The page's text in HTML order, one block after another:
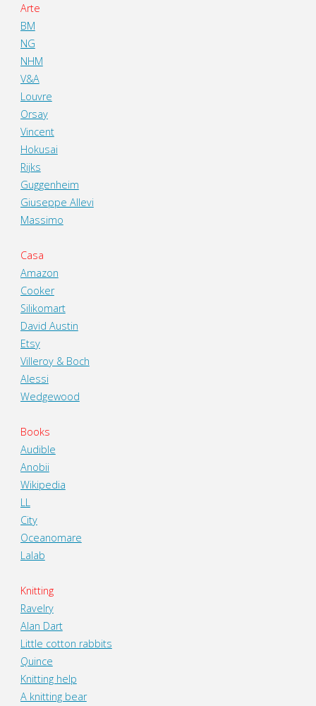
Arte
BM
NG
NHM
V&A
Louvre
Orsay
Vincent
Hokusai
Rijks
Guggenheim
Giuseppe Allevi
Massimo
Casa
Amazon
Cooker
Silikomart
David Austin
Etsy
Villeroy & Boch
Alessi
Wedgewood
Books
Audible
Anobii
Wikipedia
LL
City
Oceanomare
Lalab
Knitting
Ravelry
Alan Dart
Little cotton rabbits
Quince
Knitting help
A knitting bear